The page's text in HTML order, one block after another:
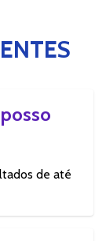
de até